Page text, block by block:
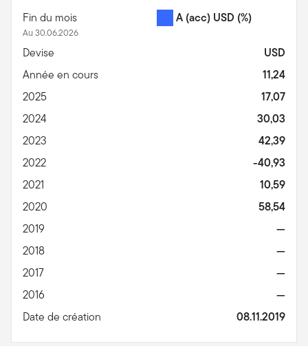
Fin du mois
Au 30.06.2026
A (acc) USD (%)
Devise
USD
Année en cours
11,24
2025
17,07
2024
30,03
2023
42,39
2022
-40,93
2021
10,59
2020
58,54
2019
—
2018
—
2017
—
2016
—
Date de création
08.11.2019